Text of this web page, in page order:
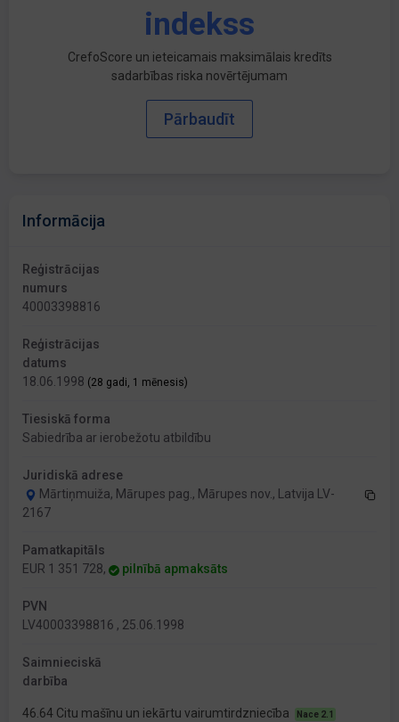
indekss
CrefoScore un ieteicamais maksimālais kredīts
sadarbības riska novērtējumam
Pārbaudīt
Informācija
Reģistrācijas
numurs
40003398816
Reģistrācijas
datums
18.06.1998 (28 gadi, 1 mēnesis)
Tiesiskā forma
Sabiedrība ar ierobežotu atbildību
Juridiskā adrese
Mārtiņmuiža, Mārupes pag., Mārupes nov., Latvija LV-
2167
Pamatkapitāls
EUR 1 351 728,
pilnībā apmaksāts
PVN
LV40003398816 , 25.06.1998
Saimnieciskā
darbība
46.64 Citu mašīnu un iekārtu vairumtirdzniecība Nace 2.1